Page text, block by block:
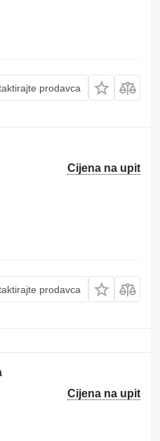
prodavca
Cijena na upit
prodavca
Cijena na upit